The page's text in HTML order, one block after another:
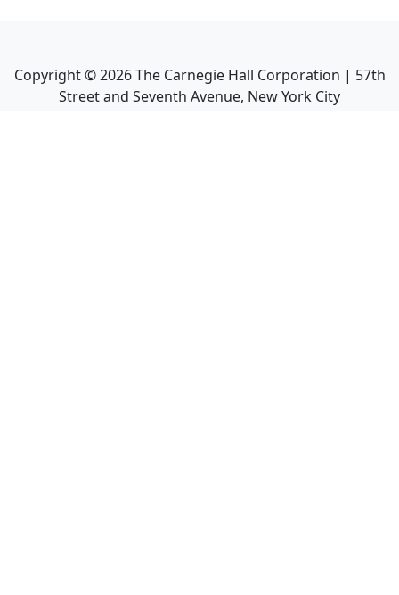
Copyright ©2026The Carnegie Hall Corporation | 57th
Street and Seventh Avenue, New York City